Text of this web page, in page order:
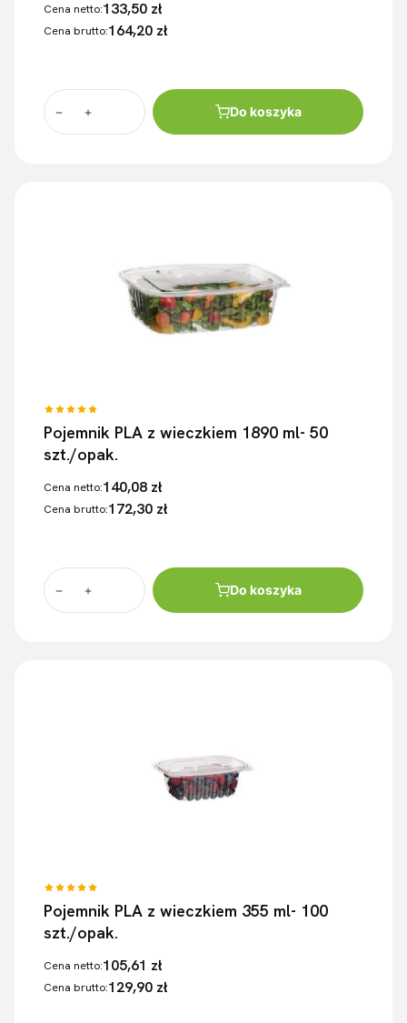
Cena netto:133,50 zł
Cena brutto:164,20 zł
Do koszyka
Pojemnik PLA z wieczkiem 1890 ml- 50
szt./opak.
Cena netto:140,08 zł
Cena brutto:172,30 zł
Do koszyka
Pojemnik PLA z wieczkiem 355 ml- 100
szt./opak.
Cena netto:105,61 zł
Cena brutto:129,90 zł